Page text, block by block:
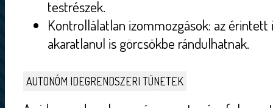
testrészek.
Kontrollálatlan izommozgások: az érintett
akaratlanul is görcsökbe rándulhatnak.
AUTONÓM IDEGRENDSZERI TÜNETEK